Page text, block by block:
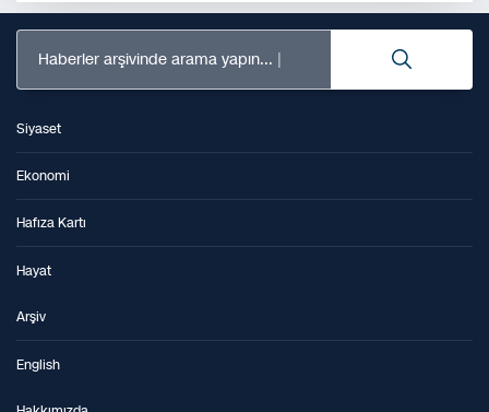
Haberler arşivinde arama yapın...
Siyaset
Ekonomi
Hafıza Kartı
Hayat
Arşiv
English